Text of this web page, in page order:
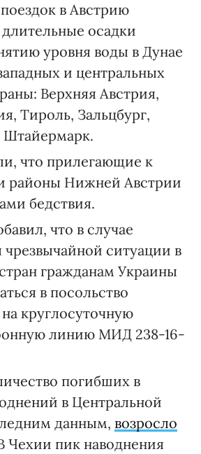
в Австрию
осадки
уровня воды в Дунае
и центральных
Верхняя Австрия,
Тироль, Зальцбург,
Штайермарк.
что прилегающие к
районы Нижней Австрии
бедствия.
что в случае
чрезвычайной ситуации в
гражданам Украины
в посольство
круглосуточную
линию МИД 238-16-
погибших в
в Центральной
данным, возросло
Чехии пик наводнения